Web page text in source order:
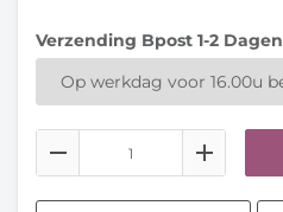
Verzending Bpost 1-2 Dagen